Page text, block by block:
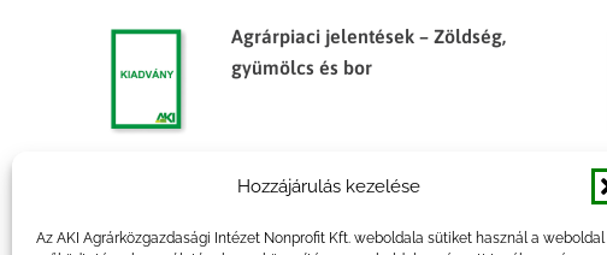
Hozzájárulás kezelése
Az AKI Agrárközgazdasági Intézet Nonprofit Kft. weboldala sütiket használ a weboldal
Agrárpiaci jelentések – Zöldség,
gyümölcs és bor
Agrárpiaci jelentések – Zöldség,
gyümölcs és bor